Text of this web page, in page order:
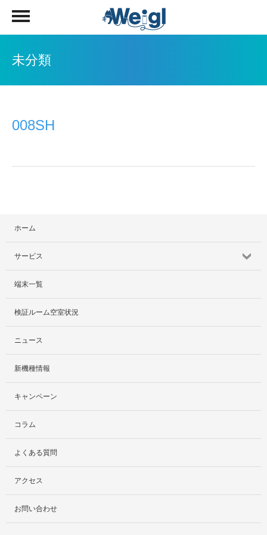
未分類
008SH
ホーム
サービス
サービス紹介
社外貸出プラン
検証ルーム
料金プラン
レンタルルームプラン
お手軽検証パック
端末一覧
検証ルーム空室状況
ニュース
新機種情報
キャンペーン
コラム
よくある質問
アクセス
お問い合わせ